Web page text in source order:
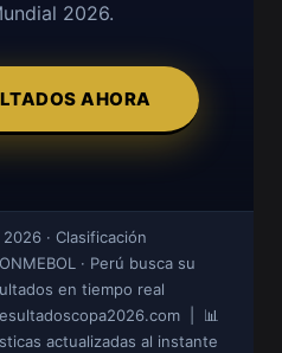
2026.
AHORA
· Clasificación
· Perú busca su
en tiempo real
| 📊
actualizadas al instante